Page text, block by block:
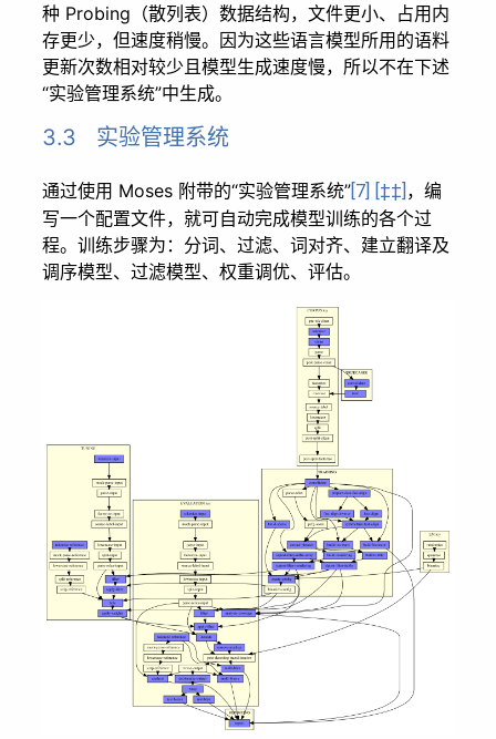
种 Probing（散列表）数据结构，文件更小、占用内
存更少，但速度稍慢。因为这些语言模型所用的语料
更新次数相对较少且模型生成速度慢，所以不在下述
“实验管理系统”中生成。
3.3 实验管理系统
通过使用 Moses 附带的“实验管理系统”[7] [‡‡] ，编
写一个配置文件，就可自动完成模型训练的各个过
程。训练步骤为：分词、过滤、词对齐、建立翻译及
调序模型、过滤模型、权重调优、评估。